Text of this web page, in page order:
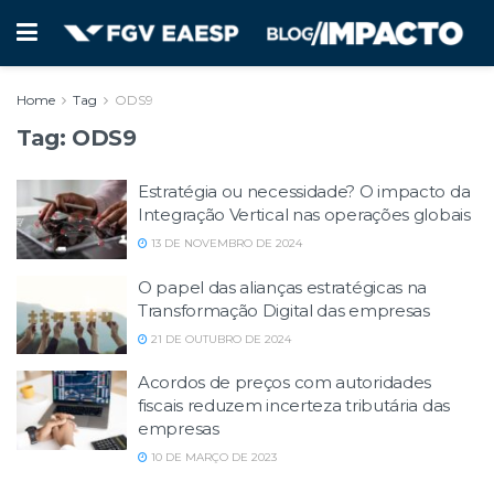
Home Tag ODS9
Tag: ODS9
Estratégia ou necessidade? O impacto da
Integração Vertical nas operações globais
13 DE NOVEMBRO DE 2024
O papel das alianças estratégicas na
Transformação Digital das empresas
21 DE OUTUBRO DE 2024
Acordos de preços com autoridades
fiscais reduzem incerteza tributária das
empresas
10 DE MARÇO DE 2023